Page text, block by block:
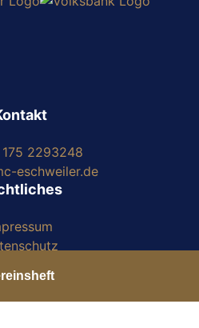
2293248
eschweiler.de
Medien